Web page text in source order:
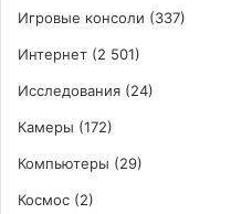
Игровые консоли (337)
Интернет (2 501)
Исследования (24)
Камеры (172)
Компьютеры (29)
Космос (2)